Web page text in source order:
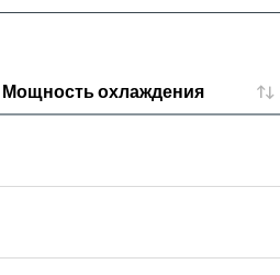
Мощность охлаждения